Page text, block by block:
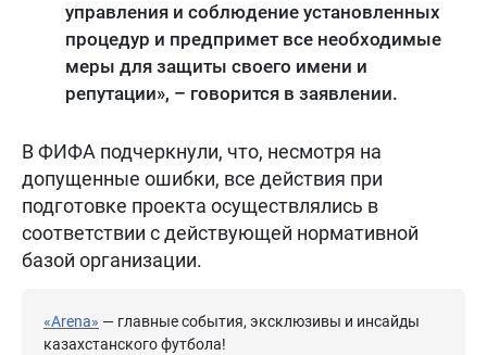
управления и соблюдение установленных
процедур и предпримет все необходимые
меры для защиты своего имени и
репутации», – говорится в заявлении.
В ФИФА подчеркнули, что, несмотря на
допущенные ошибки, все действия при
подготовке проекта осуществлялись в
соответствии с действующей нормативной
базой организации.
«Arena» — главные события, эксклюзивы и инсайды
казахстанского футбола!